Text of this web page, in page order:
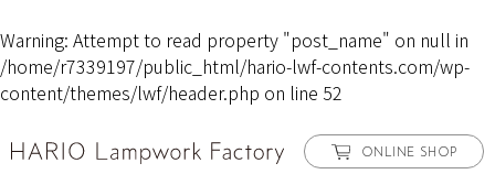
Warning: Attempt to read property "post_name" on null in
/home/r7339197/public_html/hario-lwf-contents.com/wp-
content/themes/lwf/header.php on line 52
ONLINE SHOP